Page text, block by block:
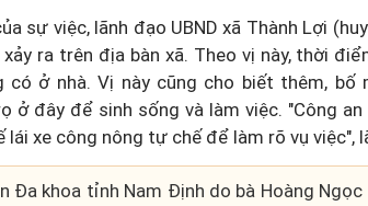
sự việc, lãnh đạo UBND xã Thành Lợi
ra trên địa bàn xã. Theo vị này, thời
có ở nhà. Vị này cũng cho biết thêm, bố
ở đây để sinh sống và làm việc. "Công
lái xe công nông tự chế để làm rõ vụ việc",
Đa khoa tỉnh Nam Định do bà Hoàng Ngọc